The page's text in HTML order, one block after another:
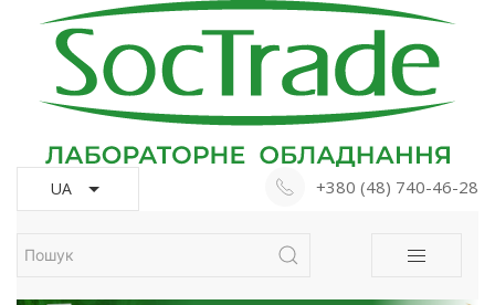
UA +380 (48) 740-46-28